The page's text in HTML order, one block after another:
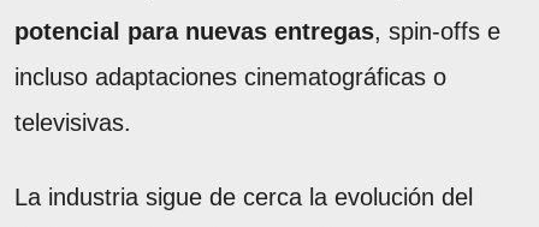
potencial para nuevas entregas, spin-offs e
incluso adaptaciones cinematográficas o
televisivas.
La industria sigue de cerca la evolución del